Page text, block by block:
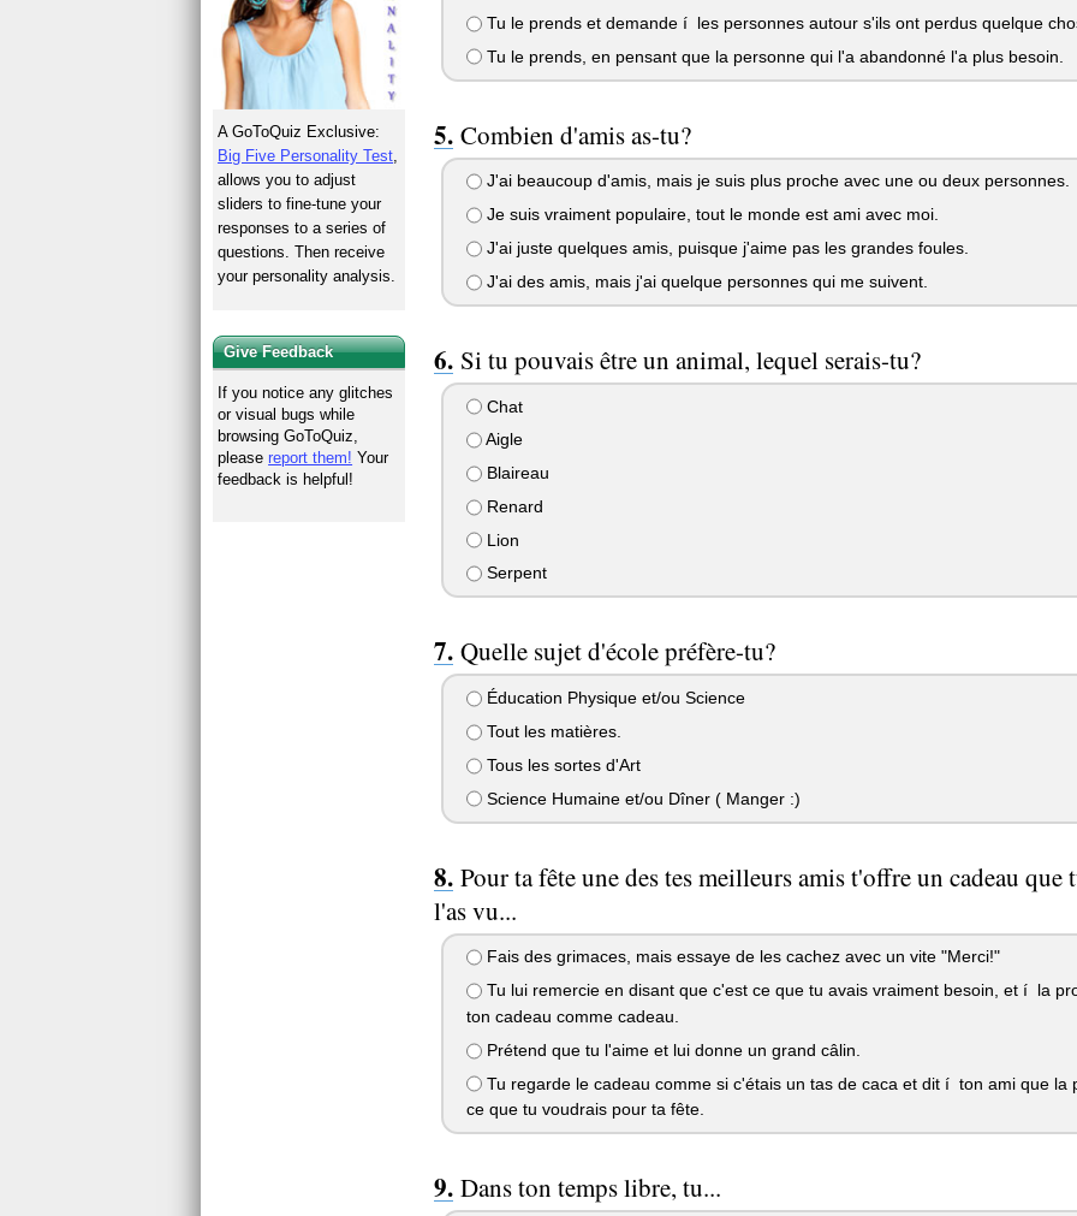
Tu le prends et demande í les personnes autour s'ils ont perdus quelque
Tu le prends, en pensant que la personne qui l'a abandonné l'a plus besoin.
Combien d'amis as-tu?
J'ai beaucoup d'amis, mais je suis plus proche avec une ou deux personnes.
Je suis vraiment populaire, tout le monde est ami avec moi.
J'ai juste quelques amis, puisque j'aime pas les grandes foules.
J'ai des amis, mais j'ai quelque personnes qui me suivent.
Si tu pouvais être un animal, lequel serais-tu?
Chat
Aigle
Blaireau
Renard
Lion
Serpent
Quelle sujet d'école préfère-tu?
Éducation Physique et/ou Science
Tout les matières.
Tous les sortes d'Art
Science Humaine et/ou Dîner ( Manger :)
Pour ta fête une des tes meilleurs amis t'offre un cadeau que
l'as vu...
Fais des grimaces, mais essaye de les cachez avec un vite "Merci!"
Tu lui remercie en disant que c'est ce que tu avais vraiment besoin, et í la
ton cadeau comme cadeau.
Prétend que tu l'aime et lui donne un grand câlin.
Tu regarde le cadeau comme si c'étais un tas de caca et dit í ton ami que la
ce que tu voudrais pour ta fête.
Dans ton temps libre, tu...
A GoToQuiz Exclusive:
Big Five Personality Test,
allows you to adjust
sliders to fine-tune your
responses to a series of
questions. Then receive
your personality analysis.
Give Feedback
If you notice any glitches
or visual bugs while
browsing GoToQuiz,
pleasereport them! Your
feedback is helpful!